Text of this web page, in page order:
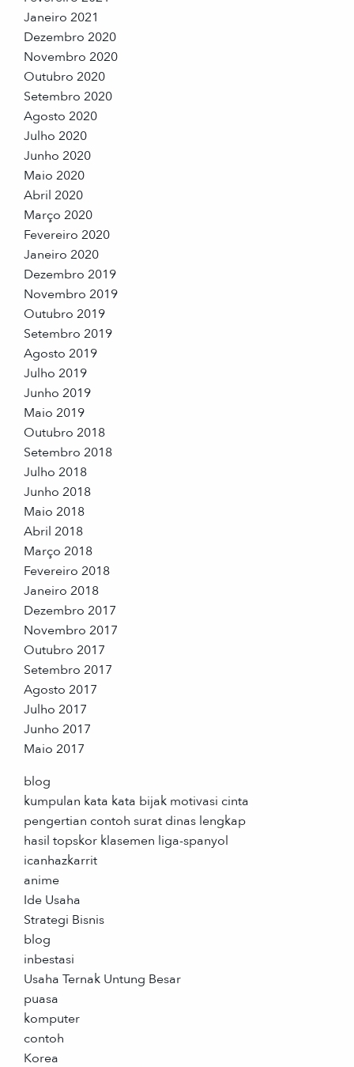
Janeiro 2021
Dezembro 2020
Novembro 2020
Outubro 2020
Setembro 2020
Agosto 2020
Julho 2020
Junho 2020
Maio 2020
Abril 2020
Março 2020
Fevereiro 2020
Janeiro 2020
Dezembro 2019
Novembro 2019
Outubro 2019
Setembro 2019
Agosto 2019
Julho 2019
Junho 2019
Maio 2019
Outubro 2018
Setembro 2018
Julho 2018
Junho 2018
Maio 2018
Abril 2018
Março 2018
Fevereiro 2018
Janeiro 2018
Dezembro 2017
Novembro 2017
Outubro 2017
Setembro 2017
Agosto 2017
Julho 2017
Junho 2017
Maio 2017
blog
kumpulan kata kata bijak motivasi cinta
pengertian contoh surat dinas lengkap
hasil topskor klasemen liga-spanyol
icanhazkarrit
anime
Ide Usaha
Strategi Bisnis
blog
inbestasi
Usaha Ternak Untung Besar
puasa
komputer
contoh
Korea